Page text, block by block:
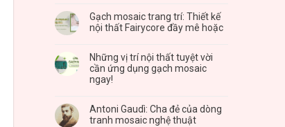
Gạch mosaic trang trí: Thiết kế
nội thất Fairycore đầy mê hoặc
Những vị trí nội thất tuyệt vời
cần ứng dụng gạch mosaic
ngay!
Antoni Gaudì: Cha đẻ của dòng
tranh mosaic nghệ thuật